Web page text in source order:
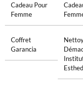
Cadeau Pour
Femme
Coffret
Garancia